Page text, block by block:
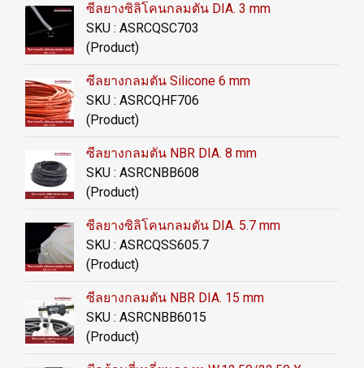
ซีลยางซิลิโคนกลมตัน DIA. 3 mm
SKU : ASRCQSC703
(Product)
ซีลยางกลมตัน Silicone 6 mm
SKU : ASRCQHF706
(Product)
ซีลยางกลมตัน NBR DIA. 8 mm
SKU : ASRCNBB608
(Product)
ซีลยางซิลิโคนกลมตัน DIA. 5.7 mm
SKU : ASRCQSS605.7
(Product)
ซีลยางกลมตัน NBR DIA. 15 mm
SKU : ASRCNBB6015
(Product)